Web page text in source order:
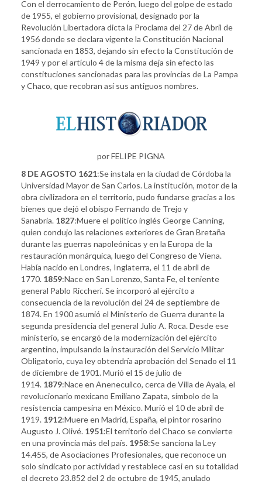
Con el derrocamiento de Perón, luego del golpe de estado
de 1955, el gobierno provisional, designado por la
Revolución Libertadora dicta la Proclama del 27 de Abril de
1956 donde se declara vigente la Constitución Nacional
sancionada en 1853, dejando sin efecto la Constitución de
1949 y por el artículo 4 de la misma deja sin efecto las
constituciones sancionadas para las provincias de La Pampa
y Chaco, que recobran así sus antiguos nombres.
por FELIPE PIGNA
8 DE AGOSTO 1621:Se instala en la ciudad de Córdoba la
Universidad Mayor de San Carlos. La institución, motor de la
obra civilizadora en el territorio, pudo fundarse gracias a los
bienes que dejó el obispo Fernando de Trejo y
Sanabria. 1827:Muere el político inglés George Canning,
quien condujo las relaciones exteriores de Gran Bretaña
durante las guerras napoleónicas y en la Europa de la
restauración monárquica, luego del Congreso de Viena.
Había nacido en Londres, Inglaterra, el 11 de abril de
1770. 1859:Nace en San Lorenzo, Santa Fe, el teniente
general Pablo Riccheri. Se incorporó al ejército a
consecuencia de la revolución del 24 de septiembre de
1874. En 1900 asumió el Ministerio de Guerra durante la
segunda presidencia del general Julio A. Roca. Desde ese
ministerio, se encargó de la modernización del ejército
argentino, impulsando la instauración del Servicio Militar
Obligatorio, cuya ley obtendría aprobación del Senado el 11
de diciembre de 1901. Murió el 15 de julio de
1914. 1879:Nace en Anenecuilco, cerca de Villa de Ayala, el
revolucionario mexicano Emiliano Zapata, símbolo de la
resistencia campesina en México. Murió el 10 de abril de
1919. 1912:Muere en Madrid, España, el pintor rosarino
Augusto J. Olivé. 1951:El territorio del Chaco se convierte
en una provincia más del país. 1958:Se sanciona la Ley
14.455, de Asociaciones Profesionales, que reconoce un
solo sindicato por actividad y restablece casi en su totalidad
el decreto 23.852 del 2 de octubre de 1945, anulado